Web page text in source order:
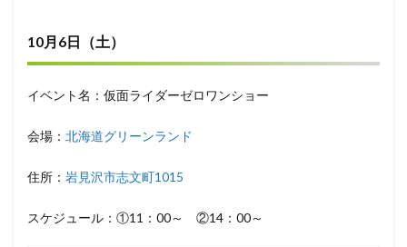
10月6日（土）
イベント名：仮面ライダーゼロワンショー
会場： 北海道グリーンランド
住所： 岩見沢市志文町1015
スケジュール：①11：00～ ②14：00～